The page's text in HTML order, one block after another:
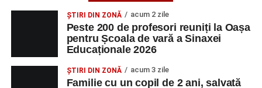
Ultimele știri din Sebeș
Primăria Sebeș a decis să reducă intensitatea
iluminatului public pe timpul nopții, în contextul
apelului la economii al Guvernului Bolojan
ȘTIRI DIN ZONĂ acum 2 zile
Peste 200 de profesori reuniți la Oașa
pentru Școala de vară a Sinaxei
Educaționale 2026
ȘTIRI DIN ZONĂ acum 3 zile
Familie cu un copil de 2 ani, salvată